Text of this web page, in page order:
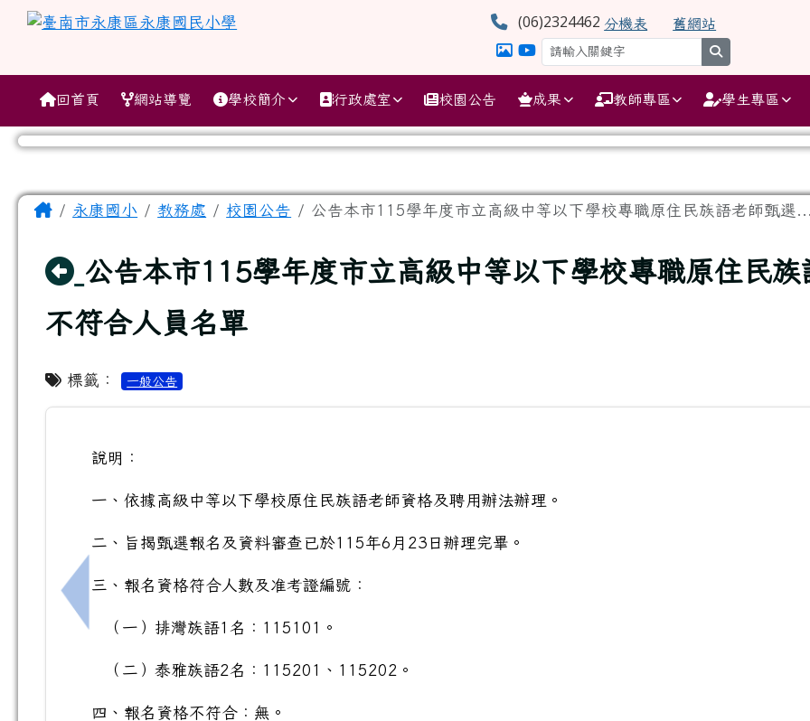
跳至主內容區
臺南市永康區永康國民小學 (06)2324462 分機表 舊網站
導覽列
回首頁 網站導覽 學校簡介 行政處室 校園公告 成果 教師專區 學生專區
主內容區域
Home永康國小 教務處 校園公告 公告本市115學年度市立高級中等以下學校專職原住民族語老師甄選
回上頁
公告本市115學年度市立高級中等以下學校專職原住民
不符合人員名單
標籤： 一般公告
上一筆：115年6月27日，校園不開放
說明：
一、依據高級中等以下學校原住民族語老師資格及聘用辦法辦理。
二、旨揭甄選報名及資料審查已於115年6月23日辦理完畢。
三、報名資格符合人數及准考證編號：
（一）排灣族語1名：115101。
（二）泰雅族語2名：115201、115202。
四、報名資格不符合：無。
頁尾區域